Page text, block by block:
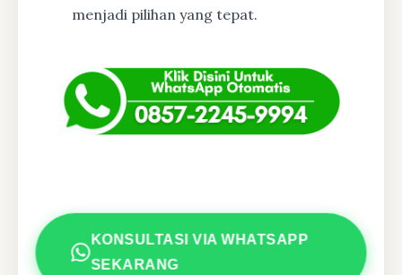
menjadi pilihan yang tepat.
KONSULTASI VIA WHATSAPP
SEKARANG